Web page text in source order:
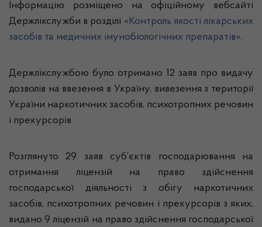
Інформацію розміщено на офіційному вебсайті
Держлікслужби в розділі «Контроль якості лікарських
засобів та медичних імунобіологічних препаратів».
Держлікслужбою було отримано 12 заяв про видачу
дозволів на ввезення в Україну, вивезення з території
України наркотичних засобів, психотропних речовин
і прекурсорів.
Розглянуто 29 заяв суб’єктів господарювання на
отримання ліцензій на право здійснення
господарської діяльності з обігу наркотичних
засобів, психотропних речовин і прекурсорів з яких,
видано 9 ліцензій на право здійснення господарської